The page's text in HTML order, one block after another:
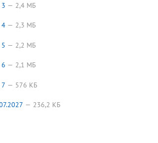
2,4 МБ
4 2,3 МБ
2,2 МБ
2,1 МБ
576 КБ
236,2 КБ